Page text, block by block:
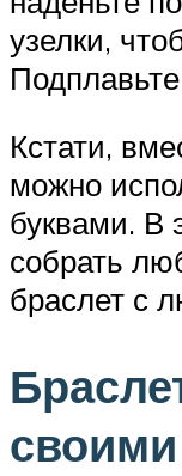
узелки,
Кстати,
можно
буквами. В
собрать
браслет с